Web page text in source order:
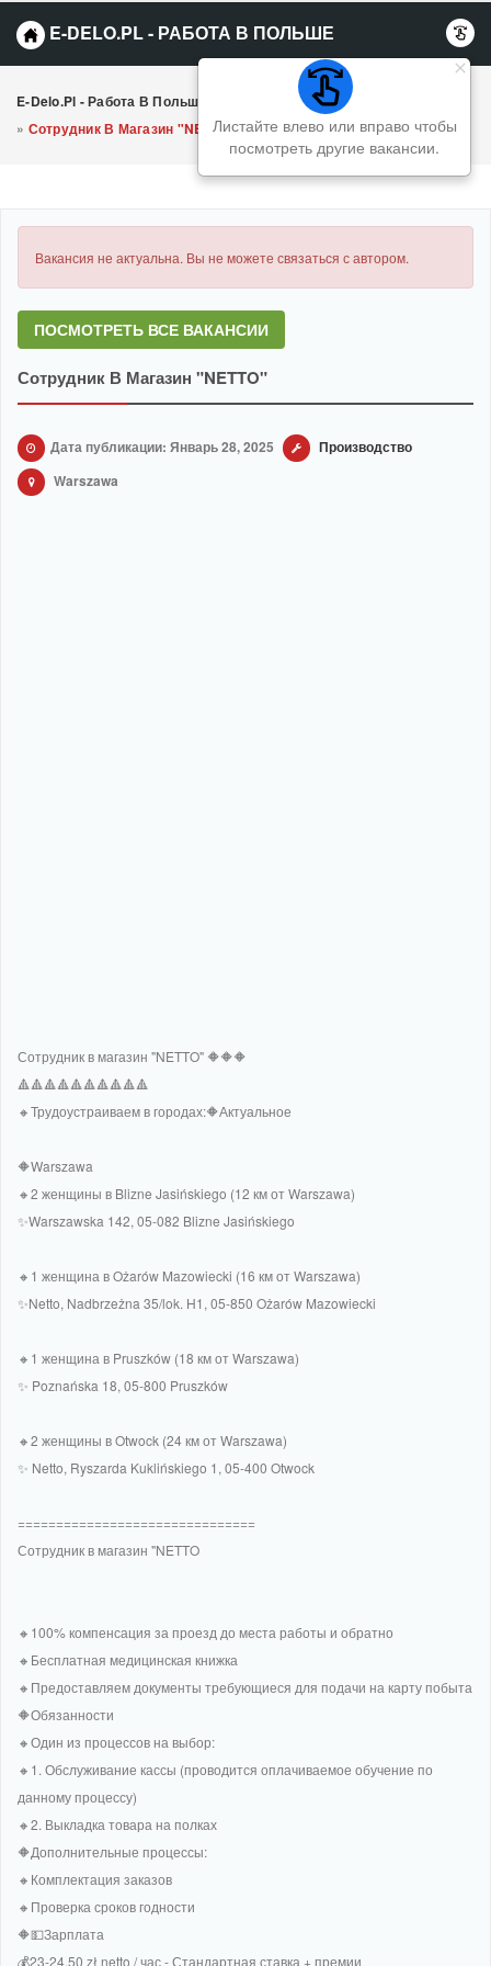
E-DELO.PL - РАБОТА В ПОЛЬШЕ
Листайте влево или вправо чтобы
посмотреть другие вакансии.
E-Delo.pl - Работа В Польше Вакансии
Производство
» Сотрудник В Магазин "NETTO"
Вакансия не актуальна. Вы не можете связаться с автором.
ПОСМОТРЕТЬ ВСЕ ВАКАНСИИ
Сотрудник В Магазин "NETTO"
Дата публикации: Январь 28, 2025
Производство
Warszawa
Сотрудник в магазин "NETTO" 🔶🔶🔶
🔺🔺🔺🔺🔺🔺🔺🔺🔺🔺
🔸Трудоустраиваем в городах:🔶Актуальное
🔶Warszawa
🔸2 женщины в Blizne Jasińskiego (12 км от Warszawa)
✨️Warszawska 142, 05-082 Blizne Jasińskiego
🔸1 женщина в Ożarów Mazowiecki (16 км от Warszawa)
✨️Netto, Nadbrzeżna 35/lok. H1, 05-850 Ożarów Mazowiecki
🔸1 женщина в Pruszków (18 км от Warszawa)
✨️ Poznańska 18, 05-800 Pruszków
🔸2 женщины в Otwock (24 км от Warszawa)
✨️ Netto, Ryszarda Kuklińskiego 1, 05-400 Otwock
===============================
Сотрудник в магазин "NETTO
🔸100% компенсация за проезд до места работы и обратно
🔸Бесплатная медицинская книжка
🔸Предоставляем документы требующиеся для подачи на карту побыта
🔶Обязанности
🔸Один из процессов на выбор:
🔸1. Обслуживание кассы (проводится оплачиваемое обучение по
данному процессу)
🔸2. Выкладка товара на полках
🔶Дополнительные процессы:
🔸Комплектация заказов
🔸Проверка сроков годности
🔶💵Зарплата
💰23-24,50 zł netto / час - Стандартная ставка + премии